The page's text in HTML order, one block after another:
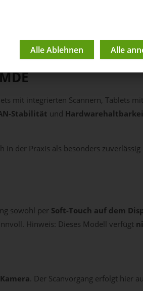
(Stand
mit integrierten Scannern, Tablets
Stabilität und
der Praxis als besonders
sowohl per Soft-Touch auf dem
Hinweis: Dieses Modell verfügt
Kamera. Der Scanvorgang erfolgt hier